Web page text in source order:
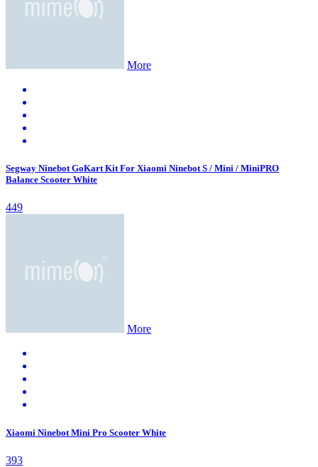
More
Segway Ninebot GoKart Kit For Xiaomi Ninebot S / Mini / MiniPRO
Balance Scooter White
449
More
Xiaomi Ninebot Mini Pro Scooter White
393